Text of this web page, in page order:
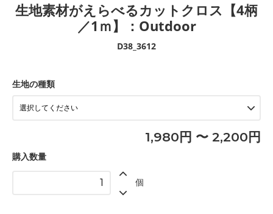
生地素材がえらべるカットクロス【4柄
／1ｍ】：Outdoor
D38_3612
生地の種類
1,980円 〜 2,200円
購入数量
個